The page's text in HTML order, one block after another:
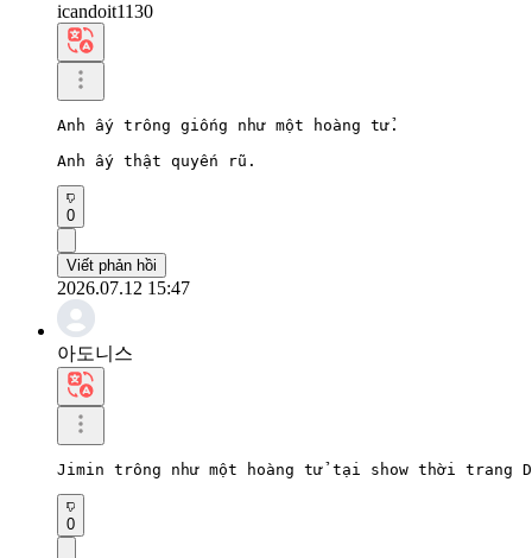
icandoit1130
Anh ấy trông giống như một hoàng tử.
Anh ấy thật quyến rũ.
0
Viết phản hồi
2026.07.12 15:47
아도니스
Jimin trông như một hoàng tử tại show thời trang
0